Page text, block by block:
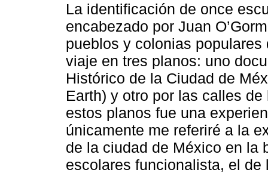
La identificación de once
encabezado por Juan
pueblos y colonias
viaje en tres planos: uno
Histórico de la Ciudad de
Earth) y otro por las calles
estos planos fue una
únicamente me referiré a la
de la ciudad de México en la
escolares funcionalista, el